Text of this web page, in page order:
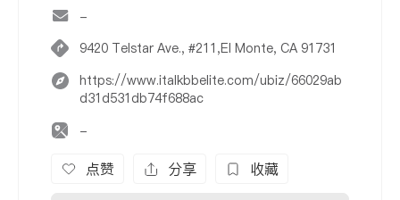
-
9420 Telstar Ave., #211,El Monte, CA 91731
https://www.italkbbelite.com/ubiz/66029ab
d31d531db74f688ac
-
点赞 分享 收藏